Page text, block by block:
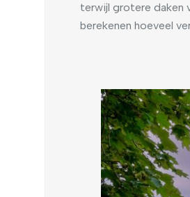
terwijl grotere daken
berekenen hoeveel